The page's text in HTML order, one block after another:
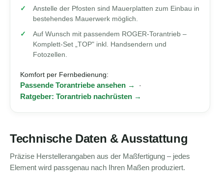
Anstelle der Pfosten sind Mauerplatten zum Einbau in
bestehendes Mauerwerk möglich.
Auf Wunsch mit passendem ROGER-Torantrieb –
Komplett-Set „TOP" inkl. Handsendern und
Fotozellen.
Komfort per Fernbedienung:
Passende Torantriebe ansehen →
·
Ratgeber: Torantrieb nachrüsten →
Technische Daten & Ausstattung
Präzise Herstellerangaben aus der Maßfertigung – jedes
Element wird passgenau nach Ihren Maßen produziert.